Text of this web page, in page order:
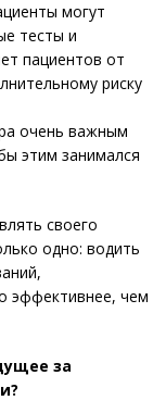
могут
тесты и
пациентов от
риску
очень важным
этим занимался
своего
одно: водить
эффективнее, чем
за